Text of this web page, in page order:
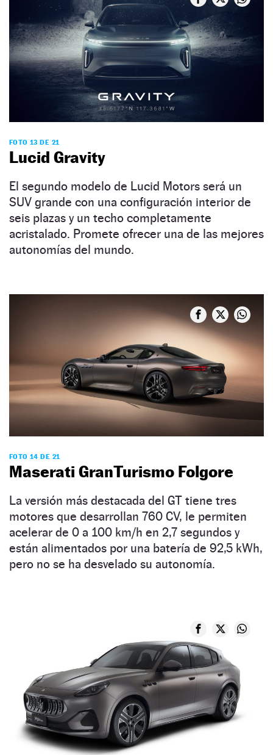
FOTO 13 DE 21
Lucid Gravity
El segundo modelo de Lucid Motors será un
SUV grande con una configuración interior de
seis plazas y un techo completamente
acristalado. Promete ofrecer una de las mejores
autonomías del mundo.
FOTO 14 DE 21
Maserati GranTurismo Folgore
La versión más destacada del GT tiene tres
motores que desarrollan 760 CV, le permiten
acelerar de 0 a 100 km/h en 2,7 segundos y
están alimentados por una batería de 92,5 kWh,
pero no se ha desvelado su autonomía.